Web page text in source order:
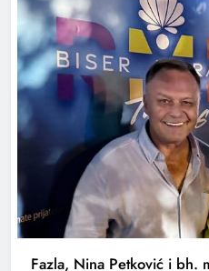
Fazla, Nina Petković i bh.